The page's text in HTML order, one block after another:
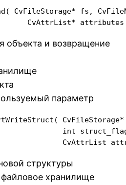
CvFileStorage* fs,
CvAttrList*
объекта и возвращение
параметр
int
CvAttrList
структуры
хранилище